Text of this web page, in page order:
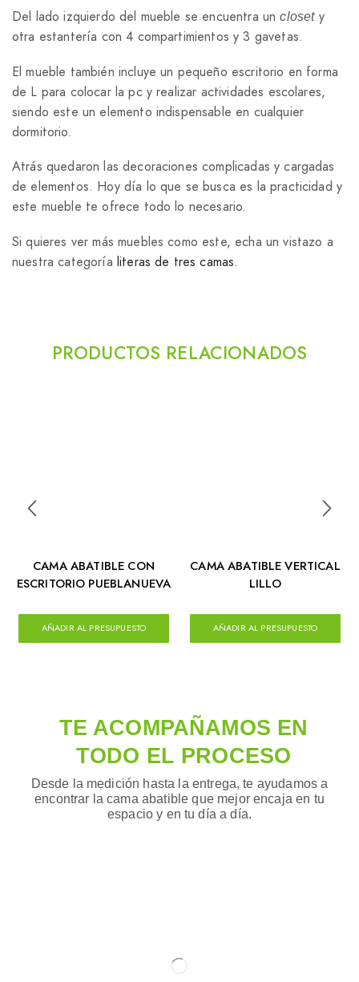
Del lado izquierdo del mueble se encuentra unclosety
otra estantería con 4 compartimientos y 3 gavetas.
El mueble también incluye un pequeño escritorio en forma
de L para colocar la pc y realizar actividades escolares,
siendo este un elemento indispensable en cualquier
dormitorio.
Atrás quedaron las decoraciones complicadas y cargadas
de elementos. Hoy día lo que se busca es la practicidad y
este mueble te ofrece todo lo necesario.
Si quieres ver más muebles como este, echa un vistazo a
nuestra categoría literas de tres camas.
PRODUCTOS RELACIONADOS
CAMA ABATIBLE CON
ESCRITORIO PUEBLANUEVA
AÑADIR AL PRESUPUESTO
CAMA ABATIBLE VERTICAL
LILLO
AÑADIR AL PRESUPUESTO
TE ACOMPAÑAMOS EN
TODO EL PROCESO
Desde la medición hasta la entrega, te ayudamos a
encontrar la cama abatible que mejor encaja en tu
espacio y en tu día a día.